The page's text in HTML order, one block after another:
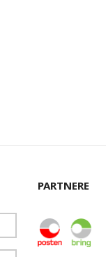
PARTNERE